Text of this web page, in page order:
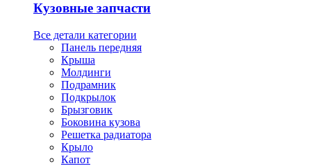
Кузовные запчасти
Все детали категории
Панель передняя
Крыша
Молдинги
Подрамник
Подкрылок
Брызговик
Боковина кузова
Решетка радиатора
Крыло
Капот